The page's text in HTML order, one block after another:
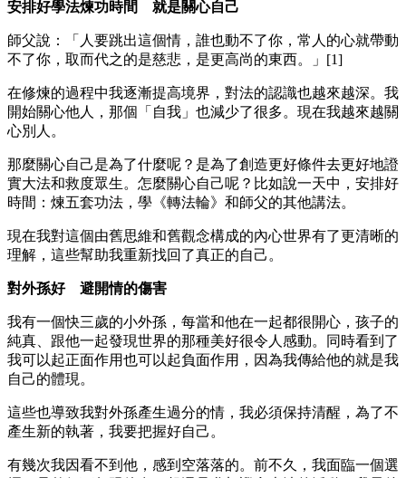
安排好學法煉功時間 就是關心自己
師父說：「人要跳出這個情，誰也動不了你，常人的心就帶動
不了你，取而代之的是慈悲，是更高尚的東西。」[1]
在修煉的過程中我逐漸提高境界，對法的認識也越來越深。我
開始關心他人，那個「自我」也減少了很多。現在我越來越關
心別人。
那麼關心自己是為了什麼呢？是為了創造更好條件去更好地證
實大法和救度眾生。怎麼關心自己呢？比如說一天中，安排好
時間：煉五套功法，學《轉法輪》和師父的其他講法。
現在我對這個由舊思維和舊觀念構成的內心世界有了更清晰的
理解，這些幫助我重新找回了真正的自己。
對外孫好 避開情的傷害
我有一個快三歲的小外孫，每當和他在一起都很開心，孩子的
純真、跟他一起發現世界的那種美好很令人感動。同時看到了
我可以起正面作用也可以起負面作用，因為我傳給他的就是我
自己的體現。
這些也導致我對外孫產生過分的情，我必須保持清醒，為了不
產生新的執著，我要把握好自己。
有幾次我因看不到他，感到空落落的。前不久，我面臨一個選